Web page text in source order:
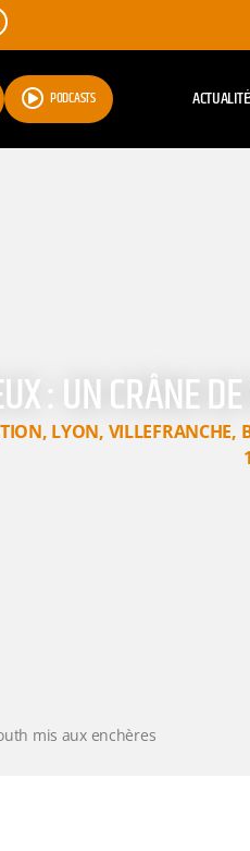
PODCASTS ACTUALITÉ
: UN CRÂNE
, LYON, VILLEFRANCHE,
mis aux enchères